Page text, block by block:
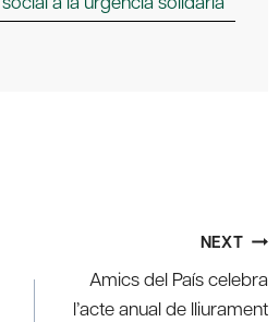
NEXT
Amics del País celebra
l’acte anual de lliurament